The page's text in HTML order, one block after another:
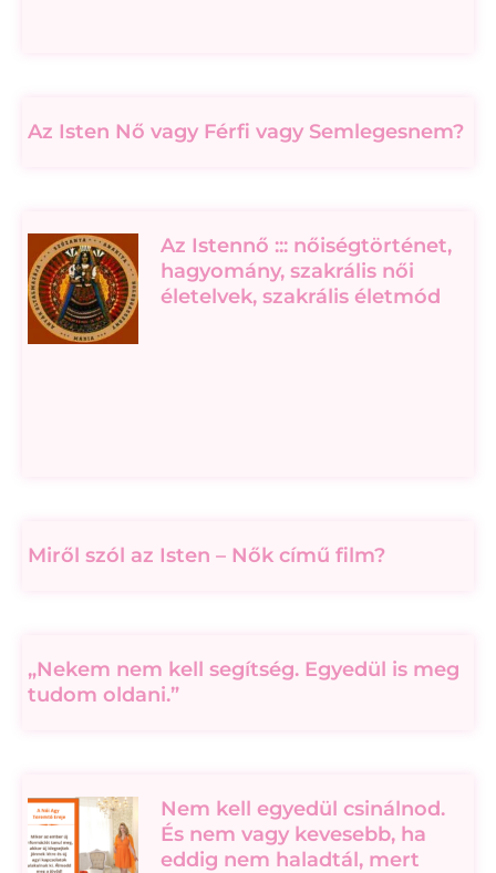
Az Isten Nő vagy Férfi vagy Semlegesnem?
Az Istennő ::: nőiségtörténet,
hagyomány, szakrális női
életelvek, szakrális életmód
Miről szól az Isten – Nők című film?
„Nekem nem kell segítség. Egyedül is meg
tudom oldani.”
Nem kell egyedül csinálnod.
És nem vagy kevesebb, ha
eddig nem haladtál, mert